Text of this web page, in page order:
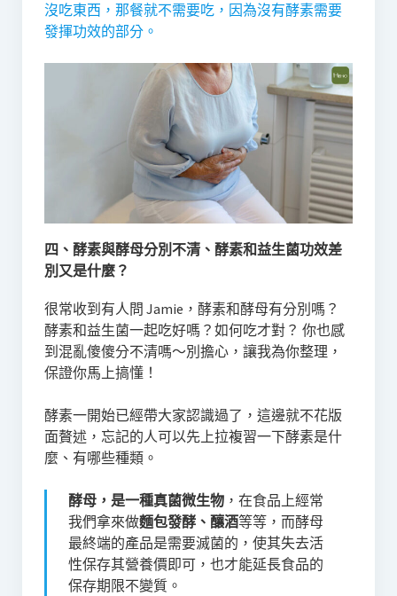
沒吃東西，那餐就不需要吃，因為沒有酵素需要
發揮功效的部分。
四、酵素與酵母分別不清、酵素和益生菌功效差
別又是什麼？
很常收到有人問 Jamie，酵素和酵母有分別嗎？
酵素和益生菌一起吃好嗎？如何吃才對？ 你也感
到混亂傻傻分不清嗎～別擔心，讓我為你整理，
保證你馬上搞懂！
酵素一開始已經帶大家認識過了，這邊就不花版
面贅述，忘記的人可以先上拉複習一下酵素是什
麼、有哪些種類。
酵母，是一種真菌微生物，在食品上經常
我們拿來做麵包發酵、釀酒等等，而酵母
最終端的產品是需要滅菌的，使其失去活
性保存其營養價即可，也才能延長食品的
保存期限不變質。